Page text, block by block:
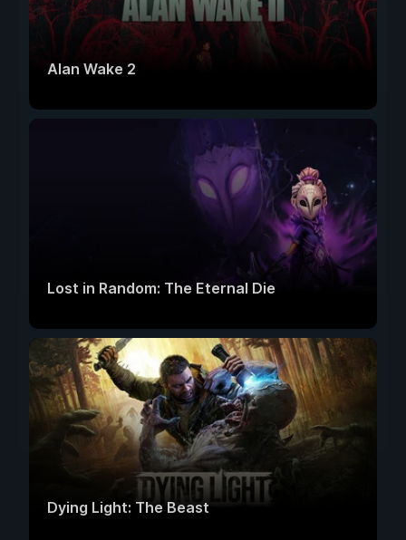
Alan Wake 2
Lost in Random: The Eternal Die
Dying Light: The Beast